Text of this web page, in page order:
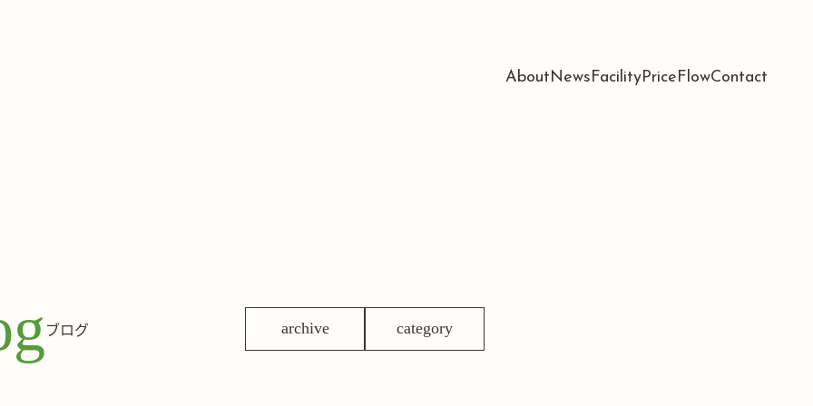
About News FacilityPrice FlowContact
ブログ archive category